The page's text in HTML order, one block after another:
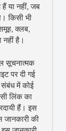
या नहीं, जब
किसी भी
समूह, क्लब,
है।
सूचनात्मक
पर दी गई
संबंध में कोई
लिंक का
हैं। इस
जानकारी की